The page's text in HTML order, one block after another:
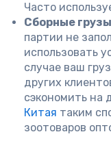
Часто
Сборные
партии не
использовать
случае ваш
других
сэкономить на
Китая таким
зоотоваров